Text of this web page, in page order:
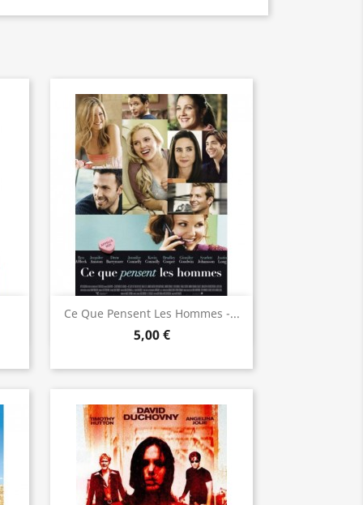
Ce Que Pensent Les Hommes -...
5,00 €
Aperçu rapide